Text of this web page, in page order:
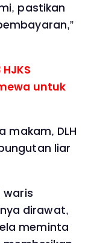
pastikan
untuk
makam, DLH
liar
waris
dirawat,
meminta